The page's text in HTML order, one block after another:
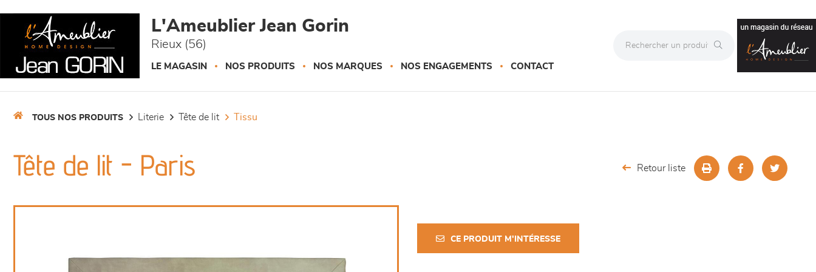
L'Ameublier Jean Gorin
Rieux (56)
LE MAGASIN NOS PRODUITS NOS MARQUES NOS ENGAGEMENTS CONTACT
TOUS NOS PRODUITS literie tête de lit tissu
Tête de lit - Paris Retour liste
CE PRODUIT M'INTÉRESSE